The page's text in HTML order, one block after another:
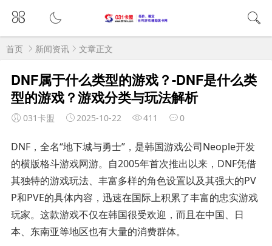
首页 新闻资讯 文章正文
DNF属于什么类型的游戏？-DNF是什么类
型的游戏？游戏分类与玩法解析
031卡盟 2025-10-22 411 0
DNF，全名“地下城与勇士”，是韩国游戏公司Neople开发
的横版格斗游戏网游。自2005年首次推出以来，DNF凭借
其独特的游戏玩法、丰富多样的角色设置以及其强大的PV
P和PVE的具体内容，迅速在国际上积累了丰富的忠实游戏
玩家。这款游戏不仅在韩国很受欢迎，而且在中国、日
本、东南亚等地区也有大量的消费群体。